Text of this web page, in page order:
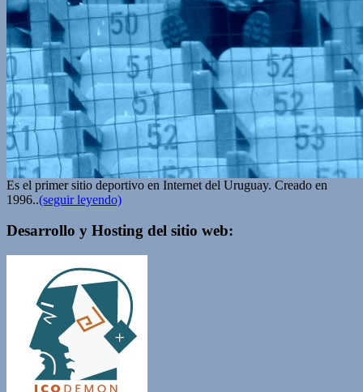
Es el primer sitio deportivo en Internet del Uruguay. Creado en
1996..(seguir leyendo)
Desarrollo y Hosting del sitio web: